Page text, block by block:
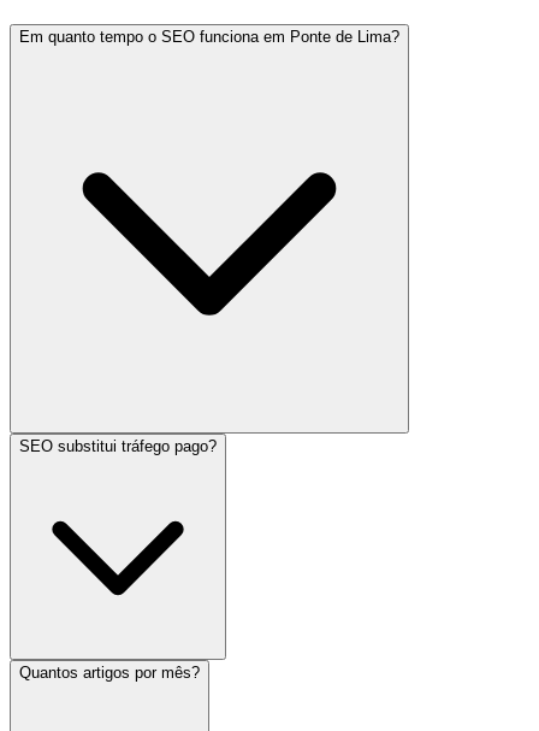
Em quanto tempo o SEO funciona em Ponte de Lima?
SEO substitui tráfego pago?
Quantos artigos por mês?